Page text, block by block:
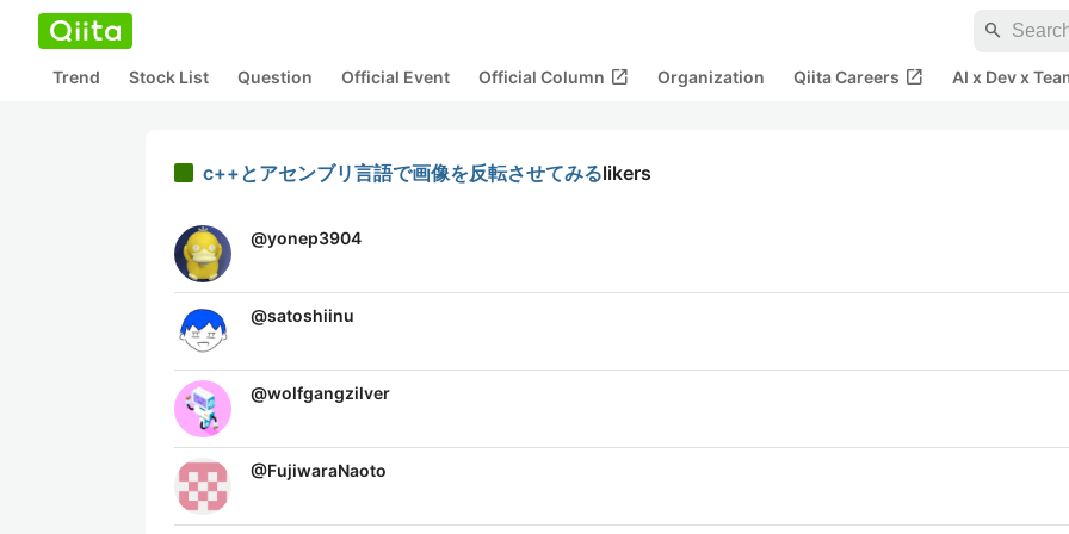
search
Trend Stock List Question Official Event Official Column open_in_new Organization Qiita Careers open_in_new AI x Dev x
c++とアセンブリ言語で画像を反転させてみるlikers
@yonep3904
@satoshiinu
@wolfgangzilver
@FujiwaraNaoto